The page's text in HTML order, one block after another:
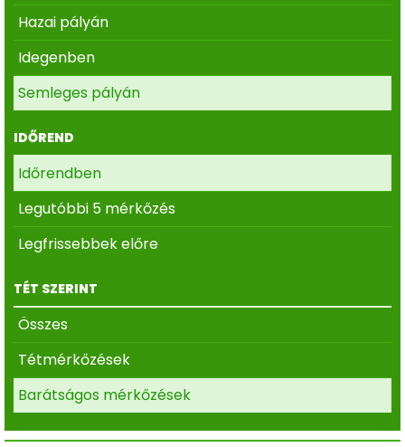
Hazai pályán
Idegenben
Semleges pályán
IDŐREND
Időrendben
Legutóbbi 5 mérkőzés
Legfrissebbek előre
TÉT SZERINT
Összes
Tétmérkőzések
Barátságos mérkőzések